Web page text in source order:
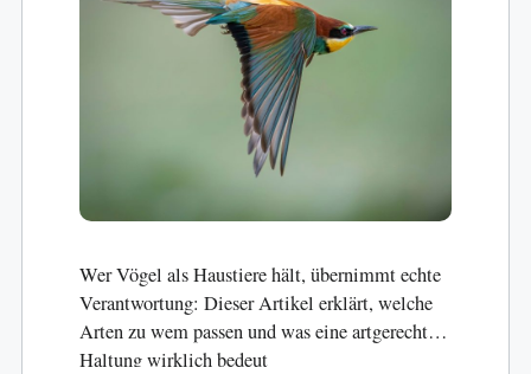
Wer Vögel als Haustiere hält, übernimmt echte
Verantwortung: Dieser Artikel erklärt, welche
Arten zu wem passen und was eine artgerechte
Haltung wirklich bedeut